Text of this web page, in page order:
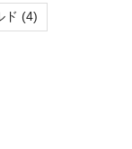
ド (4)